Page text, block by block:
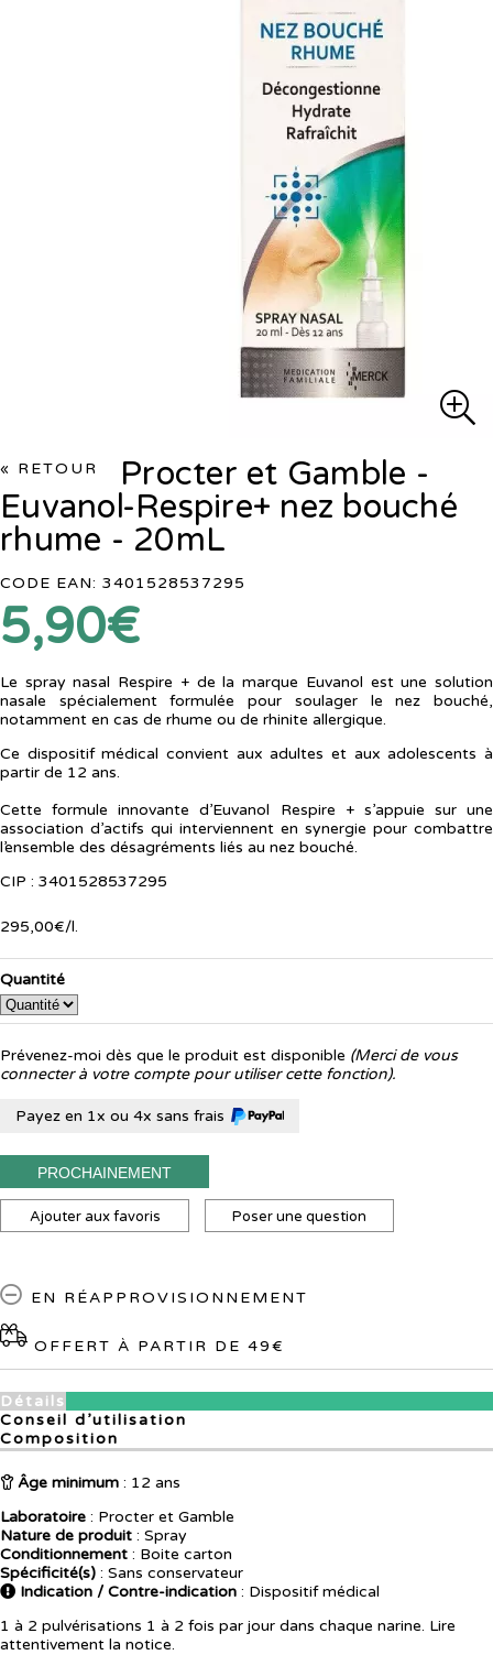
« RETOUR
Procter et Gamble -
Euvanol-Respire+ nez bouché
rhume - 20mL
CODE EAN: 3401528537295
5,90€
Le spray nasal Respire + de la marque Euvanol est une solution
nasale spécialement formulée pour soulager le nez bouché,
notamment en cas de rhume ou de rhinite allergique.
Ce dispositif médical convient aux adultes et aux adolescents à
partir de 12 ans.
Cette formule innovante d’Euvanol Respire + s’appuie sur une
association d’actifs qui interviennent en synergie pour combattre
l’ensemble des désagréments liés au nez bouché.
CIP : 3401528537295
295,00€/l.
Quantité
Prévenez-moi dès que le produit est disponible (Merci de vous
connecter à votre compte pour utiliser cette fonction).
Payez en 1x ou 4x sans frais
PROCHAINEMENT
Ajouter aux favoris Poser une question
EN RÉAPPROVISIONNEMENT
OFFERT À PARTIR DE 49€
Détails
Conseil d’utilisation
Composition
Âge minimum : 12 ans
Laboratoire : Procter et Gamble
Nature de produit : Spray
Conditionnement : Boite carton
Spécificité(s) : Sans conservateur
Indication / Contre-indication : Dispositif médical
1 à 2 pulvérisations 1 à 2 fois par jour dans chaque narine. Lire
attentivement la notice.